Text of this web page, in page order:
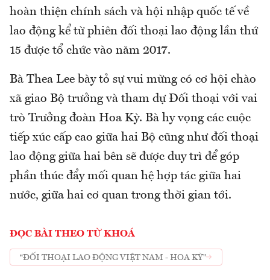
hoàn thiện chính sách và hội nhập quốc tế về
lao động kể từ phiên đối thoại lao động lần thứ
15 được tổ chức vào năm 2017.
Bà Thea Lee bày tỏ sự vui mừng có cơ hội chào
xã giao Bộ trưởng và tham dự Đối thoại với vai
trò Trưởng đoàn Hoa Kỳ. Bà hy vọng các cuộc
tiếp xúc cấp cao giữa hai Bộ cũng như đối thoại
lao động giữa hai bên sẽ được duy trì để góp
phần thúc đẩy mối quan hệ hợp tác giữa hai
nước, giữa hai cơ quan trong thời gian tới.
ĐỌC BÀI THEO TỪ KHOÁ
“ĐỐI THOẠI LAO ĐỘNG VIỆT NAM - HOA KỲ"